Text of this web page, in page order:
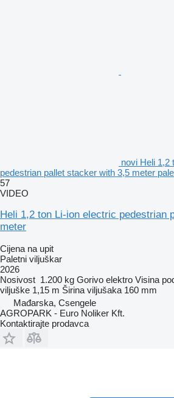
novi Heli 1,2
pedestrian pallet stacker with 3,5 meter
57
VIDEO
Heli 1,2 ton Li-ion electric pedestrian
meter
Cijena na upit
Paletni viljuškar
2026
Nosivost 1.200 kg Gorivo elektro Visina
viljuške 1,15 m Širina viljušaka 160 mm
Mađarska, Csengele
AGROPARK - Euro Noliker Kft.
Kontaktirajte prodavca